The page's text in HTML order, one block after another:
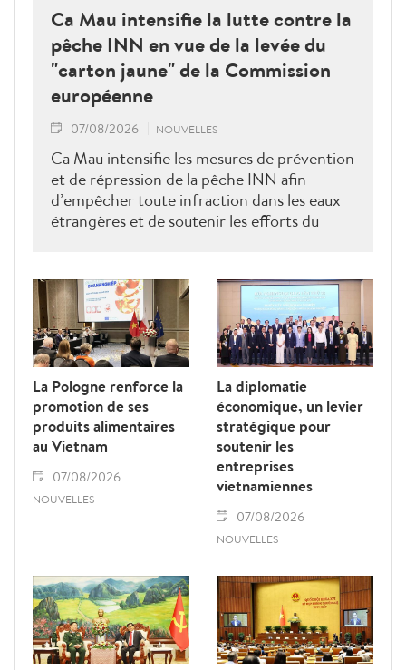
Ca Mau intensifie la lutte contre la
pêche INN en vue de la levée du
"carton jaune" de la Commission
européenne
07/08/2026 NOUVELLES
Ca Mau intensifie les mesures de prévention
et de répression de la pêche INN afin
d’empêcher toute infraction dans les eaux
étrangères et de soutenir les efforts du
La Pologne renforce la
promotion de ses
produits alimentaires
au Vietnam
07/08/2026
NOUVELLES
La diplomatie
économique, un levier
stratégique pour
soutenir les
entreprises
vietnamiennes
07/08/2026
NOUVELLES